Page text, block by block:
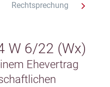
Rechtsprechung
W 6/22 (Wx)
Ehevertrag